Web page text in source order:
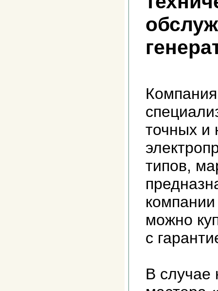
точных и
типов,
можно
с
В случае